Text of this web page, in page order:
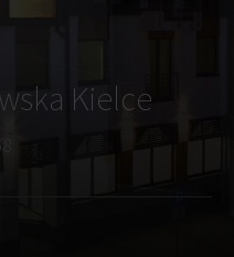
Kielce